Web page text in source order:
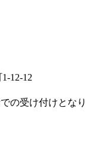
12-12
の受け付けとなり